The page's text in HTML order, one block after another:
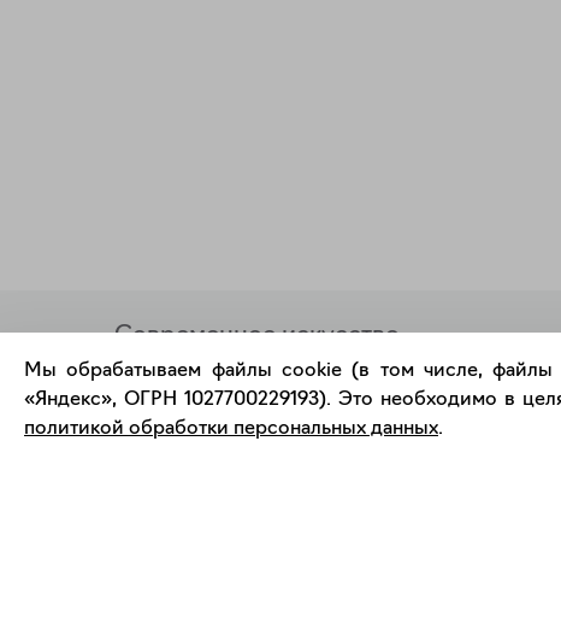
Современное искусство
онлайн
Мы обрабатываем файлы cookie (в том числе, файлы
«Яндекс», ОГРН 1027700229193). Это необходимо в
политикой обработки персональных данных.